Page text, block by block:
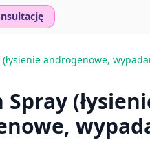
androgenowe,